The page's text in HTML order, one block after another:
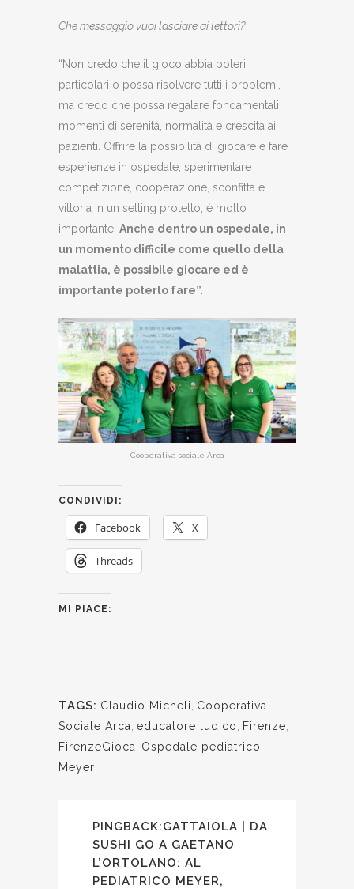
Che messaggio vuoi lasciare ai lettori?
“Non credo che il gioco abbia poteri
particolari o possa risolvere tutti i problemi,
ma credo che possa regalare fondamentali
momenti di serenità, normalità e crescita ai
pazienti. Offrire la possibilità di giocare e fare
esperienze in ospedale, sperimentare
competizione, cooperazione, sconfitta e
vittoria in un setting protetto, è molto
importante. Anche dentro un ospedale, in
un momento difficile come quello della
malattia, è possibile giocare ed è
importante poterlo fare”.
Cooperativa sociale Arca
CONDIVIDI:
Facebook X
Threads
MI PIACE:
TAGS: Claudio Micheli
Cooperativa
Sociale Arca educatore ludico Firenze
FirenzeGioca
Ospedale pediatrico
Meyer
PINGBACK:GATTAIOLA | DA
SUSHI GO A GAETANO
L’ORTOLANO: AL
PEDIATRICO MEYER,